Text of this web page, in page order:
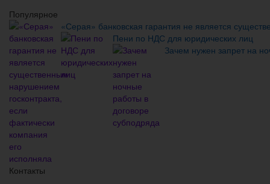
Популярное
«Серая» банковская гарантия не является
Пени по НДС для юридических лиц
Зачем нужен запрет на
Контакты